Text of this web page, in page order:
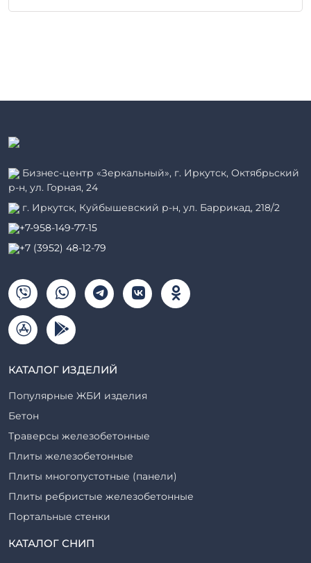
Бизнес-центр «Зеркальный», г. Иркутск, Октябрьский
р-н, ул. Горная, 24
г. Иркутск, Куйбышевский р-н, ул. Баррикад, 218/2
+7-958-149-77-15
+7 (3952) 48-12-79
КАТАЛОГ ИЗДЕЛИЙ
Популярные ЖБИ изделия
Бетон
Траверсы железобетонные
Плиты железобетонные
Плиты многопустотные (панели)
Плиты ребристые железобетонные
Портальные стенки
Прогоны железобетонные
КАТАЛОГ СНИП